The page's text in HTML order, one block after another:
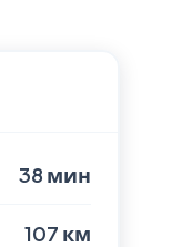
38 мин
107 км